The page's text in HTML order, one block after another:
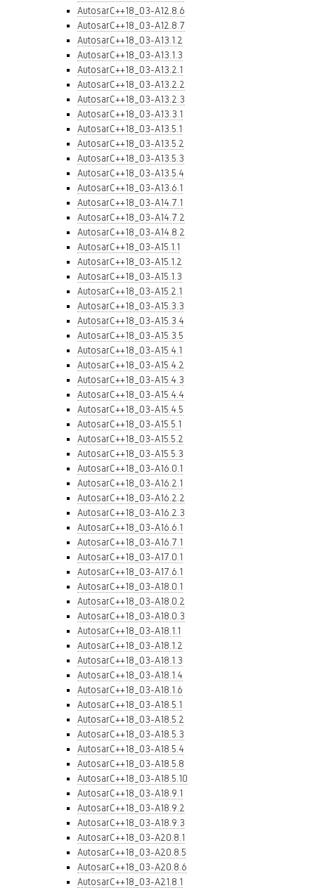
AutosarC++18_03-A12.8.6
AutosarC++18_03-A12.8.7
AutosarC++18_03-A13.1.2
AutosarC++18_03-A13.1.3
AutosarC++18_03-A13.2.1
AutosarC++18_03-A13.2.2
AutosarC++18_03-A13.2.3
AutosarC++18_03-A13.3.1
AutosarC++18_03-A13.5.1
AutosarC++18_03-A13.5.2
AutosarC++18_03-A13.5.3
AutosarC++18_03-A13.5.4
AutosarC++18_03-A13.6.1
AutosarC++18_03-A14.7.1
AutosarC++18_03-A14.7.2
AutosarC++18_03-A14.8.2
AutosarC++18_03-A15.1.1
AutosarC++18_03-A15.1.2
AutosarC++18_03-A15.1.3
AutosarC++18_03-A15.2.1
AutosarC++18_03-A15.3.3
AutosarC++18_03-A15.3.4
AutosarC++18_03-A15.3.5
AutosarC++18_03-A15.4.1
AutosarC++18_03-A15.4.2
AutosarC++18_03-A15.4.3
AutosarC++18_03-A15.4.4
AutosarC++18_03-A15.4.5
AutosarC++18_03-A15.5.1
AutosarC++18_03-A15.5.2
AutosarC++18_03-A15.5.3
AutosarC++18_03-A16.0.1
AutosarC++18_03-A16.2.1
AutosarC++18_03-A16.2.2
AutosarC++18_03-A16.2.3
AutosarC++18_03-A16.6.1
AutosarC++18_03-A16.7.1
AutosarC++18_03-A17.0.1
AutosarC++18_03-A17.6.1
AutosarC++18_03-A18.0.1
AutosarC++18_03-A18.0.2
AutosarC++18_03-A18.0.3
AutosarC++18_03-A18.1.1
AutosarC++18_03-A18.1.2
AutosarC++18_03-A18.1.3
AutosarC++18_03-A18.1.4
AutosarC++18_03-A18.1.6
AutosarC++18_03-A18.5.1
AutosarC++18_03-A18.5.2
AutosarC++18_03-A18.5.3
AutosarC++18_03-A18.5.4
AutosarC++18_03-A18.5.8
AutosarC++18_03-A18.5.10
AutosarC++18_03-A18.9.1
AutosarC++18_03-A18.9.2
AutosarC++18_03-A18.9.3
AutosarC++18_03-A20.8.1
AutosarC++18_03-A20.8.5
AutosarC++18_03-A20.8.6
AutosarC++18_03-A21.8.1